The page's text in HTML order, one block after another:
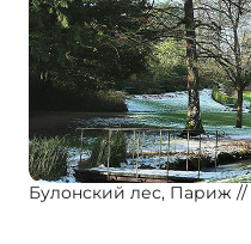
Булонский лес, Париж